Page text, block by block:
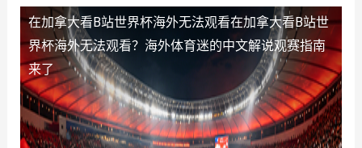
在加拿大看B站世界杯海外无法观看在加拿大看B站世
界杯海外无法观看？海外体育迷的中文解说观赛指南
来了